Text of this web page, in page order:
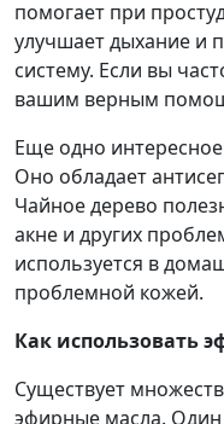
помогает при
улучшает дыхание и
систему. Если вы
вашим верным
Еще одно
Оно обладает
Чайное дерево
акне и других
используется в
проблемной кожей.
Как использовать
Существует
эфирные масла.